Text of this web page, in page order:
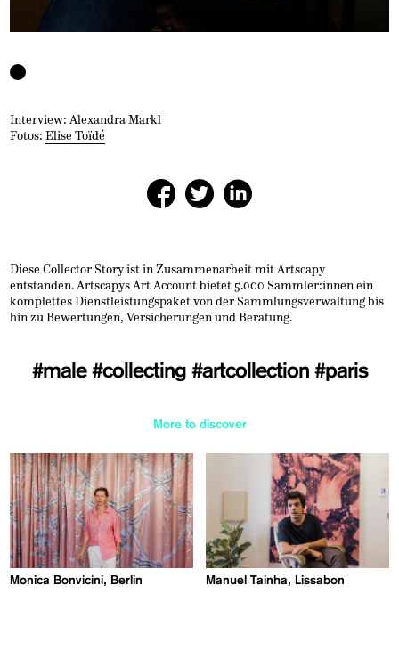
Interview: Alexandra Markl
Fotos:Elise Toïdé
Diese Collector Story ist in Zusammenarbeit mit Artscapy
entstanden. Artscapys Art Account bietet 5.000 Sammler:innen ein
komplettes Dienstleistungspaket von der Sammlungsverwaltung bis
hin zu Bewertungen, Versicherungen und Beratung.
#male #collecting #artcollection #paris
More to discover
Monica Bonvicini, Berlin Manuel Tainha, Lissabon